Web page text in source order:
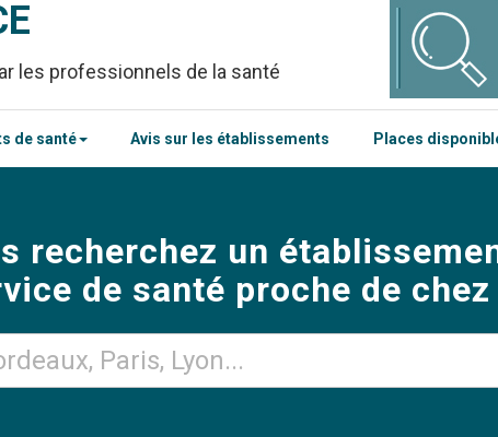
les professionnels de la santé
de santé Avis sur les établissements Places
recherchez un
de santé proche de chez